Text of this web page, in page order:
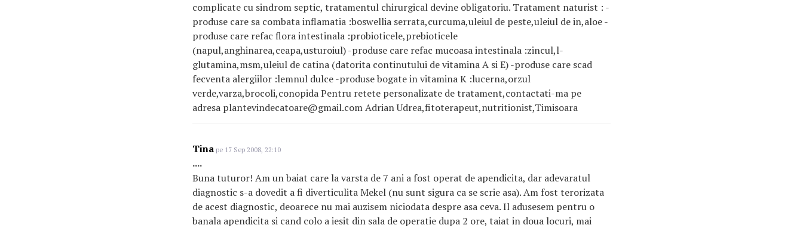
complicate cu sindrom septic, tratamentul chirurgical devine obligatoriu. Tratament naturist : -
produse care sa combata inflamatia :boswellia serrata,curcuma,uleiul de peste,uleiul de in,aloe -
produse care refac flora intestinala :probioticele,prebioticele
(napul,anghinarea,ceapa,usturoiul) -produse care refac mucoasa intestinala :zincul,l-
glutamina,msm,uleiul de catina (datorita continutului de vitamina A si E) -produse care scad
fecventa alergiilor :lemnul dulce -produse bogate in vitamina K :lucerna,orzul
verde,varza,brocoli,conopida Pentru retete personalizate de tratament,contactati-ma pe
adresa plantevindecatoare@gmail.com Adrian Udrea,fitoterapeut,nutritionist,Timisoara
Tina pe 17 Sep 2008, 22:10
....
Buna tuturor! Am un baiat care la varsta de 7 ani a fost operat de apendicita, dar adevaratul
diagnostic s-a dovedit a fi diverticulita Mekel (nu sunt sigura ca se scrie asa). Am fost terorizata
de acest diagnostic, deoarece nu mai auzisem niciodata despre asa ceva. Il adusesem pentru o
banala apendicita si cand colo a iesit din sala de operatie dupa 2 ore, taiat in doua locuri, mai